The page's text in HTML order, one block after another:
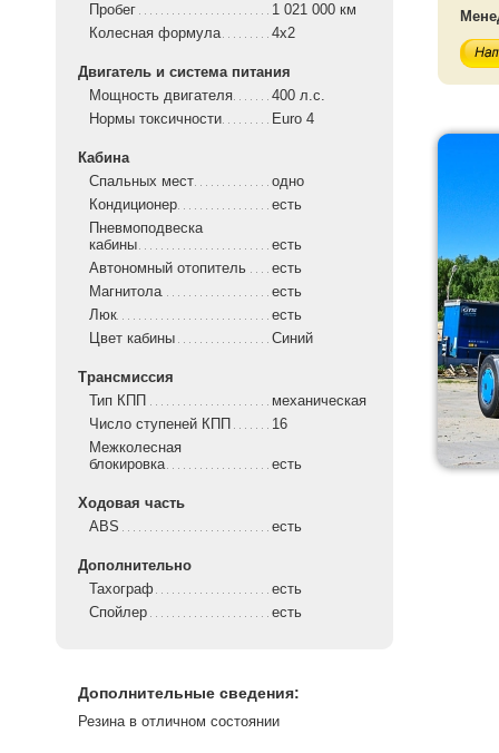
Пробег
1 021 000 км
Колесная формула
4x2
Двигатель и система питания
Мощность двигателя
400 л.с.
Нормы токсичности
Euro 4
Кабина
Спальных мест
одно
Кондиционер
есть
Пневмоподвеска
кабины
есть
Автономный отопитель
есть
Магнитола
есть
Люк
есть
Цвет кабины
Синий
Трансмиссия
Тип КПП
механическая
Число ступеней КПП
16
Межколесная
блокировка
есть
Ходовая часть
ABS
есть
Дополнительно
Тахограф
есть
Спойлер
есть
Дополнительные сведения:
Резина в отличном состоянии